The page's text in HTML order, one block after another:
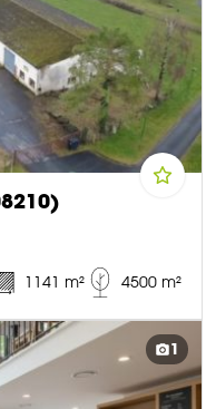
1141 m² 4500 m²
1